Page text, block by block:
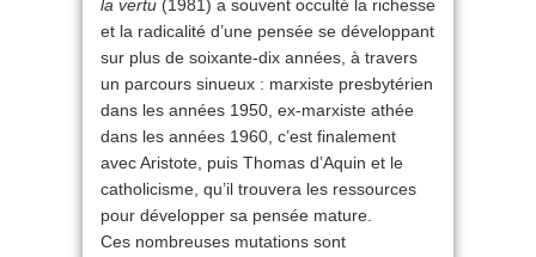
la vertu (1981) a souvent occulté la richesse
et la radicalité d’une pensée se développant
sur plus de soixante-dix années, à travers
un parcours sinueux : marxiste presbytérien
dans les années 1950, ex-marxiste athée
dans les années 1960, c’est finalement
avec Aristote, puis Thomas d’Aquin et le
catholicisme, qu’il trouvera les ressources
pour développer sa pensée mature.
Ces nombreuses mutations sont